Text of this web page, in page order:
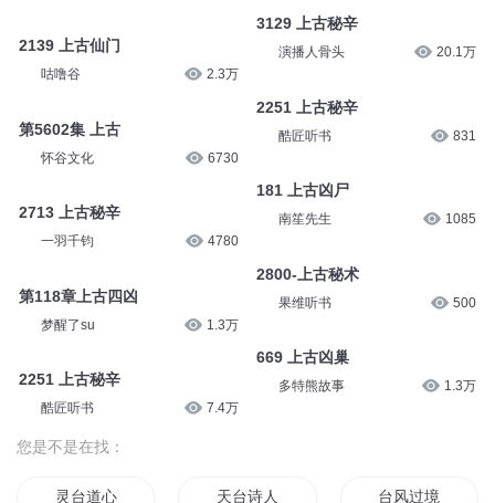
2139 上古仙门
咕噜谷 2.3万
第5602集 上古
怀谷文化 6730
2713 上古秘辛
一羽千钧 4780
第118章上古四凶
梦醒了su 1.3万
2251 上古秘辛
酷匠听书 7.4万
3129 上古秘辛
演播人骨头 20.1万
2251 上古秘辛
酷匠听书 831
181 上古凶尸
南笙先生 1085
2800-上古秘术
果维听书 500
669 上古凶巢
多特熊故事 1.3万
您是不是在找：
灵台道心 天台诗人 台风过境